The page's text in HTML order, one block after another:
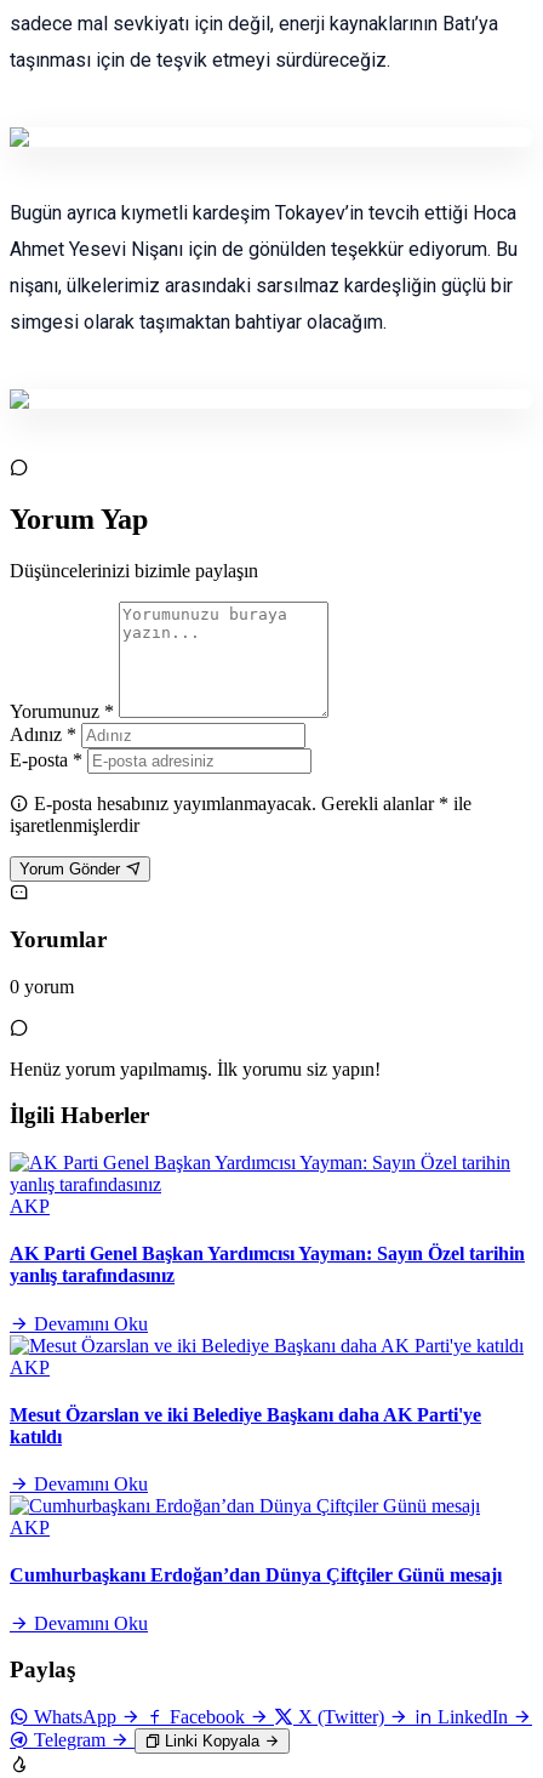
sadece mal sevkiyatı için değil, enerji kaynaklarının Batı’ya
taşınması için de teşvik etmeyi sürdüreceğiz.
Bugün ayrıca kıymetli kardeşim Tokayev’in tevcih ettiği Hoca
Ahmet Yesevi Nişanı için de gönülden teşekkür ediyorum. Bu
nişanı, ülkelerimiz arasındaki sarsılmaz kardeşliğin güçlü bir
simgesi olarak taşımaktan bahtiyar olacağım.
Yorum Yap
Düşüncelerinizi bizimle paylaşın
Yorumunuz *
Adınız *
E-posta *
E-posta hesabınız yayımlanmayacak. Gerekli alanlar * ile
işaretlenmişlerdir
Yorum Gönder
Yorumlar
0 yorum
Henüz yorum yapılmamış. İlk yorumu siz yapın!
İlgili Haberler
AKP
AK Parti Genel Başkan Yardımcısı Yayman: Sayın Özel tarihin
yanlış tarafındasınız
Devamını Oku
AKP
Mesut Özarslan ve iki Belediye Başkanı daha AK Parti'ye
katıldı
Devamını Oku
AKP
Cumhurbaşkanı Erdoğan’dan Dünya Çiftçiler Günü mesajı
Devamını Oku
Paylaş
WhatsApp Facebook X (Twitter)
LinkedIn
Telegram
Linki Kopyala